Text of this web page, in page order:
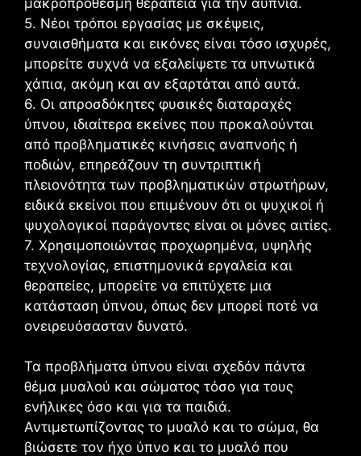
5. Νέοι τρόποι εργασίας με σκέψεις,
συναισθήματα και εικόνες είναι τόσο ισχυρές,
μπορείτε συχνά να εξαλείψετε τα υπνωτικά
χάπια, ακόμη και αν εξαρτάται από αυτά.
6. Οι απροσδόκητες φυσικές διαταραχές
ύπνου, ιδιαίτερα εκείνες που προκαλούνται
από προβληματικές κινήσεις αναπνοής ή
ποδιών, επηρεάζουν τη συντριπτική
πλειονότητα των προβληματικών στρωτήρων,
ειδικά εκείνοι που επιμένουν ότι οι ψυχικοί ή
ψυχολογικοί παράγοντες είναι οι μόνες αιτίες.
7. Χρησιμοποιώντας προχωρημένα, υψηλής
τεχνολογίας, επιστημονικά εργαλεία και
θεραπείες, μπορείτε να επιτύχετε μια
κατάσταση ύπνου, όπως δεν μπορεί ποτέ να
ονειρευόσασταν δυνατό.
Τα προβλήματα ύπνου είναι σχεδόν πάντα
θέμα μυαλού και σώματος τόσο για τους
ενήλικες όσο και για τα παιδιά.
Αντιμετωπίζοντας το μυαλό και το σώμα, θα
βιώσετε τον ήχο ύπνο και το μυαλό που